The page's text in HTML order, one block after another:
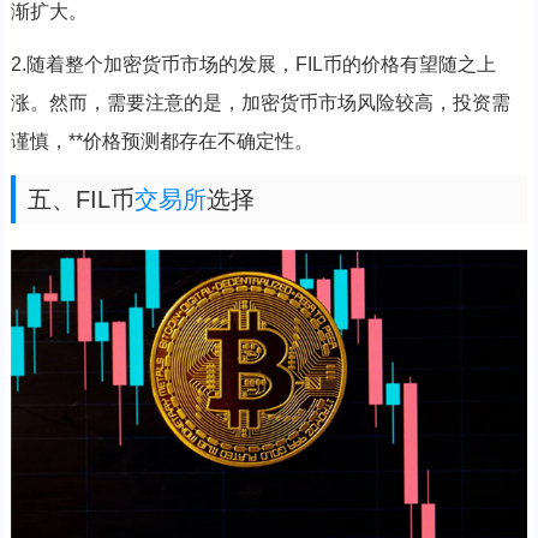
渐扩大。
2.随着整个加密货币市场的发展，FIL币的价格有望随之上
涨。然而，需要注意的是，加密货币市场风险较高，投资需
谨慎，**价格预测都存在不确定性。
五、FIL币交易所选择